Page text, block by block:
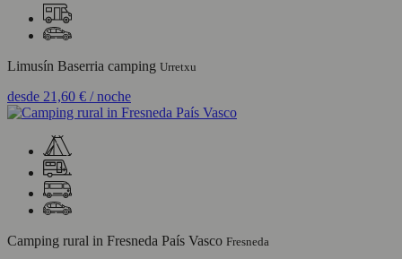
Limusín Baserria camping Urretxu
desde 21,60 € / noche
Camping rural in Fresneda País Vasco Fresneda